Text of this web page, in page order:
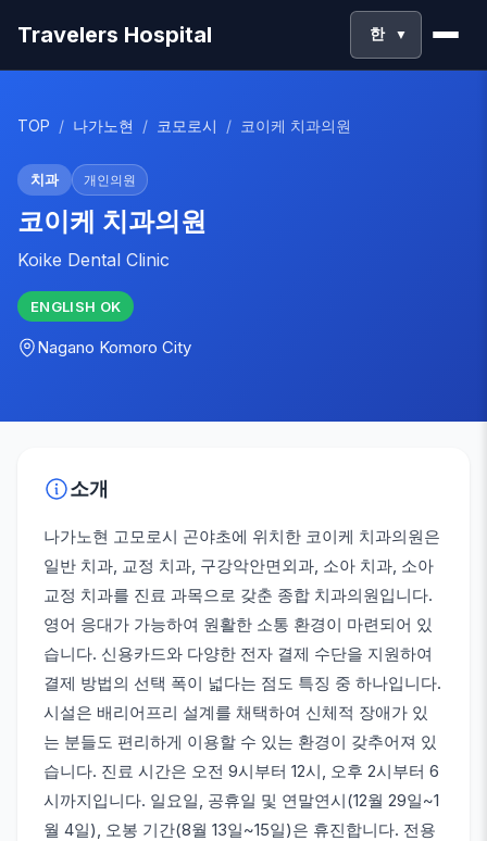
Travelers Hospital 한 ▼
TOP / 나가노현 / 코모로시 / 코이케 치과의원
치과 개인의원
코이케 치과의원
Koike Dental Clinic
ENGLISH OK
Nagano Komoro City
소개
나가노현 고모로시 곤야초에 위치한 코이케 치과의원은
일반 치과, 교정 치과, 구강악안면외과, 소아 치과, 소아
교정 치과를 진료 과목으로 갖춘 종합 치과의원입니다.
영어 응대가 가능하여 원활한 소통 환경이 마련되어 있
습니다. 신용카드와 다양한 전자 결제 수단을 지원하여
결제 방법의 선택 폭이 넓다는 점도 특징 중 하나입니다.
시설은 배리어프리 설계를 채택하여 신체적 장애가 있
는 분들도 편리하게 이용할 수 있는 환경이 갖추어져 있
습니다. 진료 시간은 오전 9시부터 12시, 오후 2시부터 6
시까지입니다. 일요일, 공휴일 및 연말연시(12월 29일~1
월 4일), 오봉 기간(8월 13일~15일)은 휴진합니다. 전용